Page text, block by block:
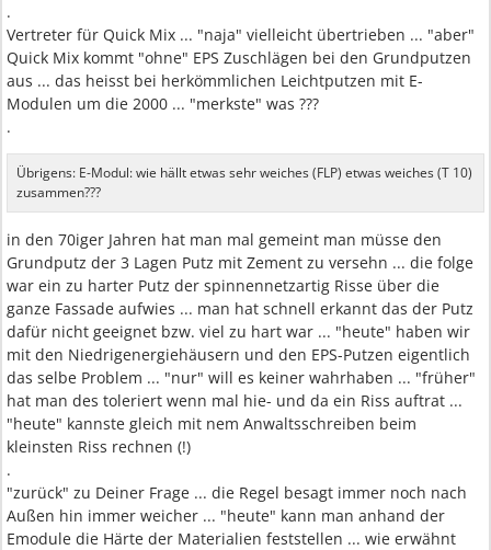
.
Vertreter für Quick Mix ... "naja" vielleicht übertrieben ... "aber"
Quick Mix kommt "ohne" EPS Zuschlägen bei den Grundputzen
aus ... das heisst bei herkömmlichen Leichtputzen mit E-
Modulen um die 2000 ... "merkste" was ???
.
Übrigens: E-Modul: wie hällt etwas sehr weiches (FLP) etwas weiches (T 10)
zusammen???
in den 70iger Jahren hat man mal gemeint man müsse den
Grundputz der 3 Lagen Putz mit Zement zu versehn ... die folge
war ein zu harter Putz der spinnennetzartig Risse über die
ganze Fassade aufwies ... man hat schnell erkannt das der Putz
dafür nicht geeignet bzw. viel zu hart war ... "heute" haben wir
mit den Niedrigenergiehäusern und den EPS-Putzen eigentlich
das selbe Problem ... "nur" will es keiner wahrhaben ... "früher"
hat man des toleriert wenn mal hie- und da ein Riss auftrat ...
"heute" kannste gleich mit nem Anwaltsschreiben beim
kleinsten Riss rechnen (!)
.
"zurück" zu Deiner Frage ... die Regel besagt immer noch nach
Außen hin immer weicher ... "heute" kann man anhand der
Emodule die Härte der Materialien feststellen ... wie erwähnt